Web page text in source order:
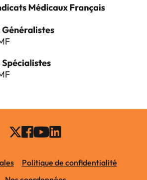
Politique de confidentialité